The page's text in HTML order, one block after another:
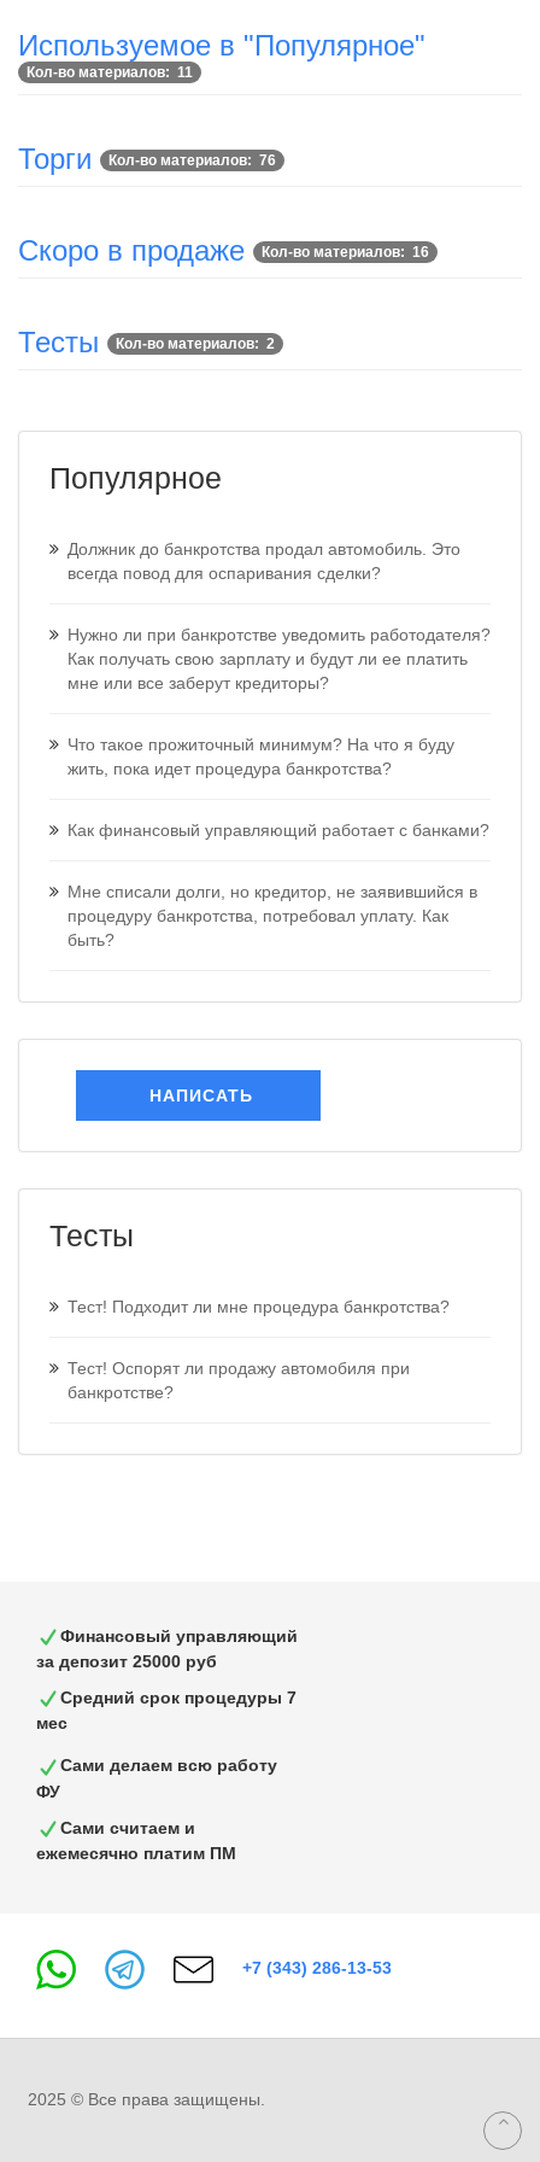
Используемое в "Популярное"
Кол-во материалов: 11
Торги Кол-во материалов: 76
Скоро в продаже Кол-во материалов: 16
Тесты Кол-во материалов: 2
Популярное
Должник до банкротства продал автомобиль. Это
всегда повод для оспаривания сделки?
Нужно ли при банкротстве уведомить работодателя?
Как получать свою зарплату и будут ли ее платить
мне или все заберут кредиторы?
Что такое прожиточный минимум? На что я буду
жить, пока идет процедура банкротства?
Как финансовый управляющий работает с банками?
Мне списали долги, но кредитор, не заявившийся в
процедуру банкротства, потребовал уплату. Как
быть?
НАПИСАТЬ
Тесты
Тест! Подходит ли мне процедура банкротства?
Тест! Оспорят ли продажу автомобиля при
банкротстве?
Финансовый управляющий
за депозит 25000 руб
Средний срок процедуры 7
мес
Сами делаем всю работу
ФУ
Сами считаем и
ежемесячно платим ПМ
+7 (343) 286-13-53
2025 © Все права защищены.